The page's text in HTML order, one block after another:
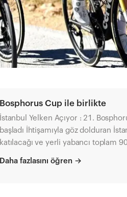
Bosphorus Cup ile birlikte
İstanbul Yelken Açıyor : 21. Bosphorus Cup 21. Bosphorus Cup için geri sayım
başladı İhtişamıyla göz dolduran İstanbul Boğazı'nda 10 farklı ülkeden yelkencilerin
katılacağı ve yerli yabancı toplam
büyük spor organizasyonlarından biri olan Bosphorus Cup , 'İstanbul
Daha fazlasını öğren →